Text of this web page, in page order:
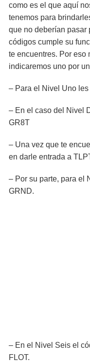
como es el que aquí
tenemos para
que no deberían pasar
códigos cumple su
te encuentres. Por eso
indicaremos uno por
– Para el Nivel Uno
– En el caso del Nivel
GR8T
– Una vez que te
en darle entrada a
– Por su parte, para el
GRND.
– En el Nivel Seis el
FLOT.